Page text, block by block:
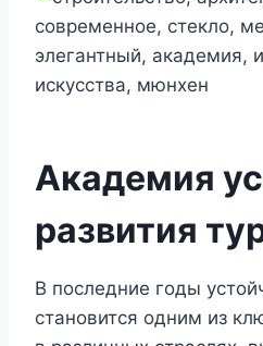
Академия
развития
В последние годы
становится одним из